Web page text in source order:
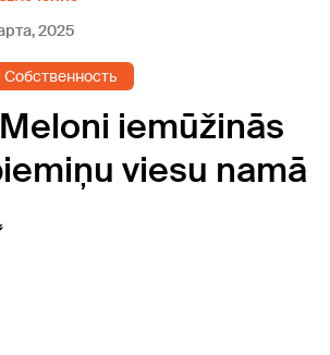
2025
Собственность
iemūžinās
viesu namā